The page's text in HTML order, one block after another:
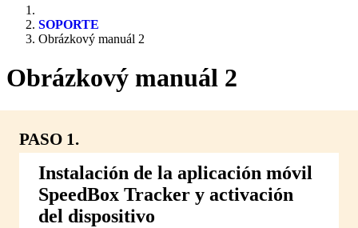
SOPORTE
Obrázkový manuál 2
Obrázkový manuál 2
PASO 1.
Instalación de la aplicación móvil
SpeedBox Tracker y activación
del dispositivo